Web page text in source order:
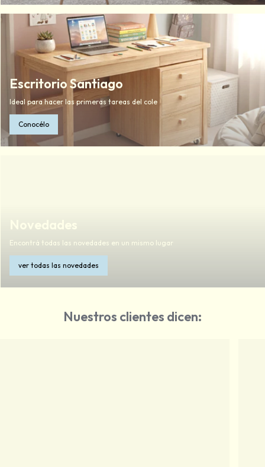
Escritorio Santiago
Ideal para hacer las primeras tareas del cole
Conocélo
Novedades
Encontrá todas las novedades en un mismo lugar
ver todas las novedades
Nuestros clientes dicen: